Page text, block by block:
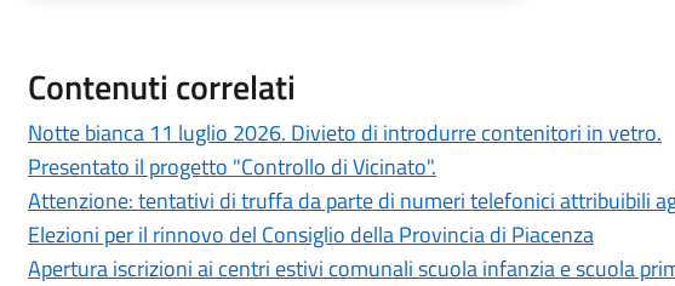
Contenuti correlati
Notte bianca 11 luglio 2026. Divieto di introdurre contenitori in vetro.
Presentato il progetto "Controllo di Vicinato".
Attenzione: tentativi di truffa da parte di numeri telefonici attribuibili
Elezioni per il rinnovo del Consiglio della Provincia di Piacenza
Apertura iscrizioni ai centri estivi comunali scuola infanzia e scuola